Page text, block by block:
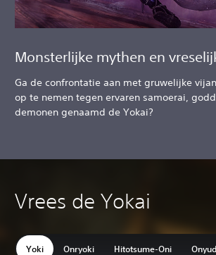
Monsterlijke mythen en
Ga de confrontatie aan met gruwelijke
op te nemen tegen ervaren samoerai,
demonen genaamd de Yokai?
Vrees de Yokai
Yoki Onryoki Hitotsume-Oni